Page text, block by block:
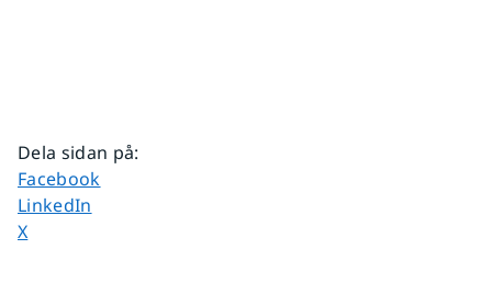
Dela sidan på:
Dela sidan på
Facebook
Dela sidan på
LinkedIn
Dela sidan på
X